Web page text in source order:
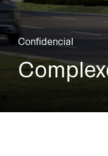
Confidencial